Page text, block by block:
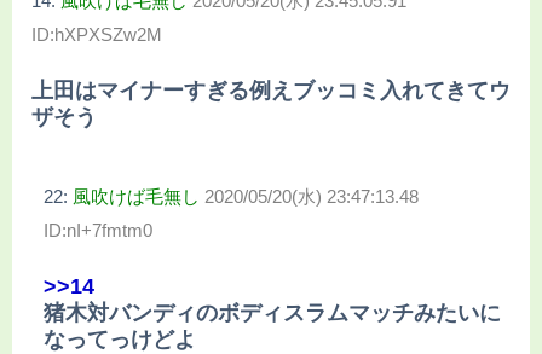
ID:hXPXSZw2M
上田はマイナーすぎる例えブッコミ入れてきてウ
ザそう
22: 風吹けば毛無し 2020/05/20(水) 23:47:13.48
ID:nI+7fmtm0
>>14
猪木対バンディのボディスラムマッチみたいに
なってっけどよ